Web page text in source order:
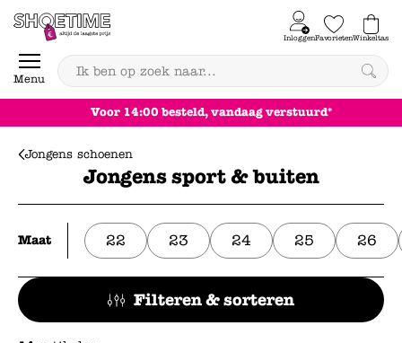
Skip to content
Menu
InloggenFavorietenWinkeltas
0
Voor 14:00 besteld, vandaag verstuurd*
Jongens schoenen
Jongens sport & buiten
Maat 22 23 24 25 26
Filteren & sorteren